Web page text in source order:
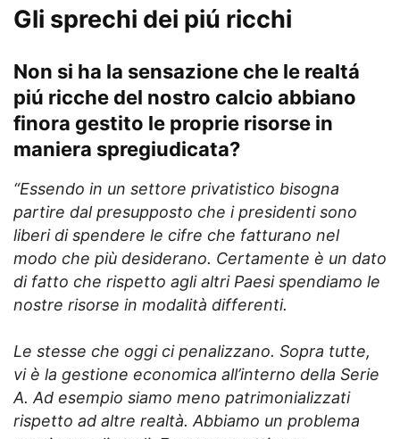
Gli sprechi dei piú ricchi
Non si ha la sensazione che le realtá
piú ricche del nostro calcio abbiano
finora gestito le proprie risorse in
maniera spregiudicata?
“Essendo in un settore privatistico bisogna
partire dal presupposto che i presidenti sono
liberi di spendere le cifre che fatturano nel
modo che più desiderano. Certamente è un dato
di fatto che rispetto agli altri Paesi spendiamo le
nostre risorse in modalità differenti.
Le stesse che oggi ci penalizzano. Sopra tutte,
vi è la gestione economica all’interno della Serie
A. Ad esempio siamo meno patrimonializzati
rispetto ad altre realtà. Abbiamo un problema